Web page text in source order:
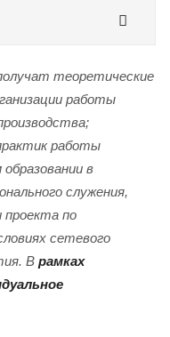
теоретические
работы
работы
в
служения,
проекта по
сетевого
В рамках